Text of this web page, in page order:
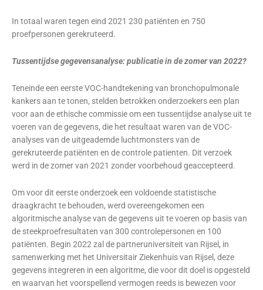
In totaal waren tegen eind 2021 230 patiënten en 750
proefpersonen gerekruteerd.
Tussentijdse gegevensanalyse: publicatie in de zomer van 2022?
Teneinde een eerste VOC-handtekening van bronchopulmonale
kankers aan te tonen, stelden betrokken onderzoekers een plan
voor aan de ethische commissie om een tussentijdse analyse uit te
voeren van de gegevens, die het resultaat waren van de VOC-
analyses van de uitgeademde luchtmonsters van de
gerekruteerde patiënten en de controle patienten. Dit verzoek
werd in de zomer van 2021 zonder voorbehoud geaccepteerd.
Om voor dit eerste onderzoek een voldoende statistische
draagkracht te behouden, werd overeengekomen een
algoritmische analyse van de gegevens uit te voeren op basis van
de steekproefresultaten van 300 controlepersonen en 100
patiënten. Begin 2022 zal de partneruniversiteit van Rijsel, in
samenwerking met het Universitair Ziekenhuis van Rijsel, deze
gegevens integreren in een algoritme, die voor dit doel is opgesteld
en waarvan het voorspellend vermogen reeds is bewezen voor